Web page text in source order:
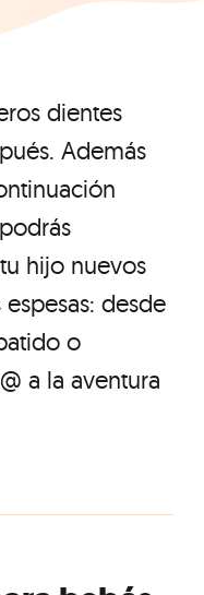
dientes
Además
hijo nuevos
desde
o
a la aventura